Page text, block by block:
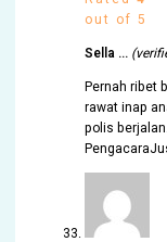
out of 5
Sella …
Pernah ribet
rawat inap
polis